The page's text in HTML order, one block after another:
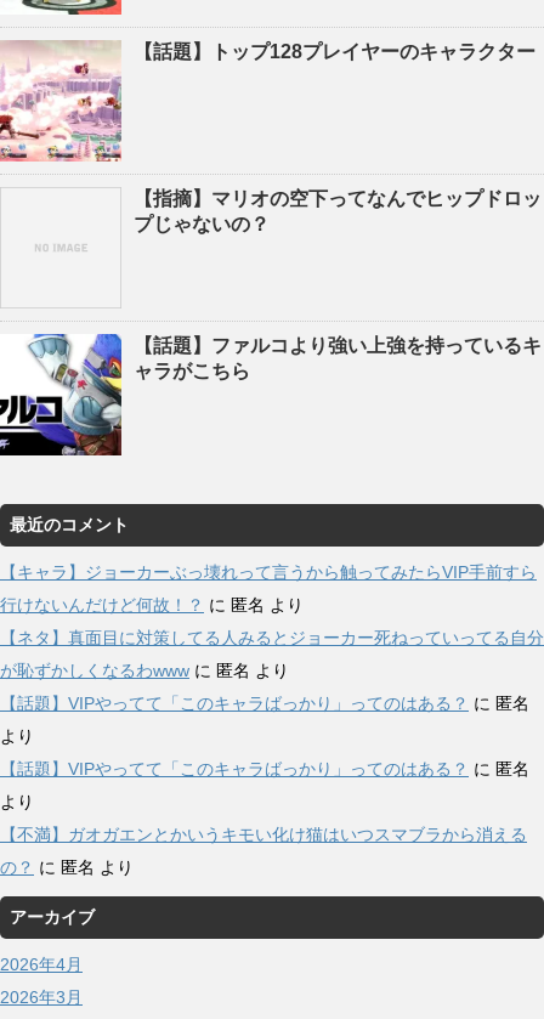
【話題】トップ128プレイヤーのキャラクター
【指摘】マリオの空下ってなんでヒップドロッ
プじゃないの？
【話題】ファルコより強い上強を持っているキ
ャラがこちら
最近のコメント
【キャラ】ジョーカーぶっ壊れって言うから触ってみたらVIP手前すら
行けないんだけど何故！？ に 匿名 より
【ネタ】真面目に対策してる人みるとジョーカー死ねっていってる自分
が恥ずかしくなるわwww に 匿名 より
【話題】VIPやってて「このキャラばっかり」ってのはある？ に 匿名
より
【話題】VIPやってて「このキャラばっかり」ってのはある？ に 匿名
より
【不満】ガオガエンとかいうキモい化け猫はいつスマブラから消える
の？ に 匿名 より
アーカイブ
2026年4月
2026年3月